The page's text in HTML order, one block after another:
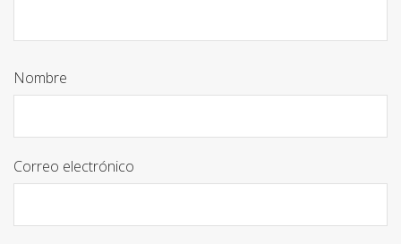
Nombre
Correo electrónico